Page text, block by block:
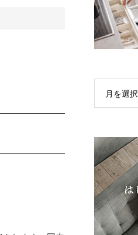
月を選択